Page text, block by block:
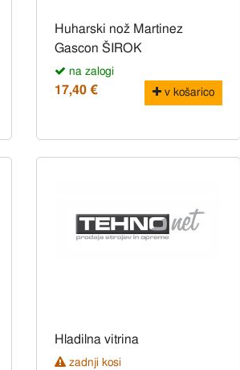
Huharski nož Martinez
Gascon ŠIROK
na zalogi
17,40 € v košarico
Hladilna vitrina
zadnji kosi